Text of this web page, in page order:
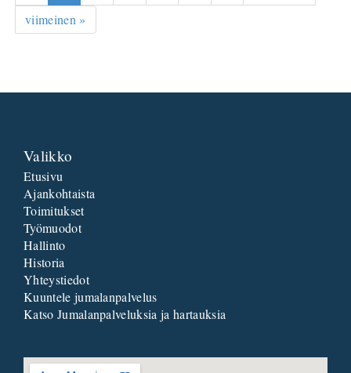
viimeinen »
Valikko
Etusivu
Ajankohtaista
Toimitukset
Työmuodot
Hallinto
Historia
Yhteystiedot
Kuuntele jumalanpalvelus
Katso Jumalanpalveluksia ja hartauksia